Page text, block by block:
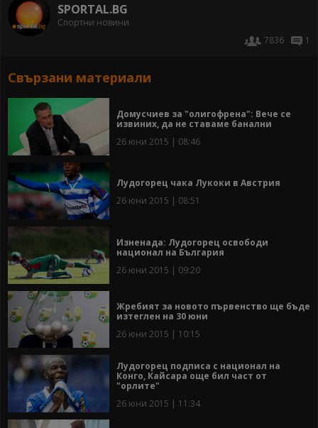
SPORTAL.BG
Спортни новини
7836
1
Свързани материали
Домусчиев за "олигофрена": Вече се
извиних, да не ставаме банални
26 юни 2015 | 08:46
Лудогорец чака Лукоки в Австрия
26 юни 2015 | 08:51
Изненада: Лудогорец освободи
национал на България
26 юни 2015 | 09:20
Жребият за новото първенство ще бъде
изтеглен на 30 юни
26 юни 2015 | 10:15
Лудогорец подписа с национал на
Конго, Кайсара още бил част от
"орлите"
26 юни 2015 | 11:34